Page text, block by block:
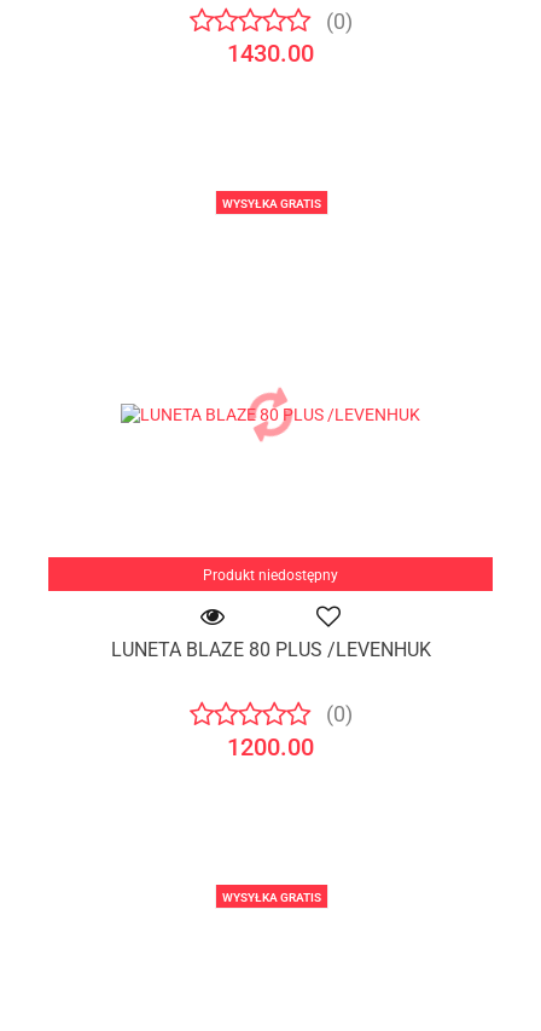
(0)
1430.00
WYSYŁKA GRATIS
Produkt niedostępny
LUNETA BLAZE 80 PLUS /LEVENHUK
(0)
1200.00
WYSYŁKA GRATIS